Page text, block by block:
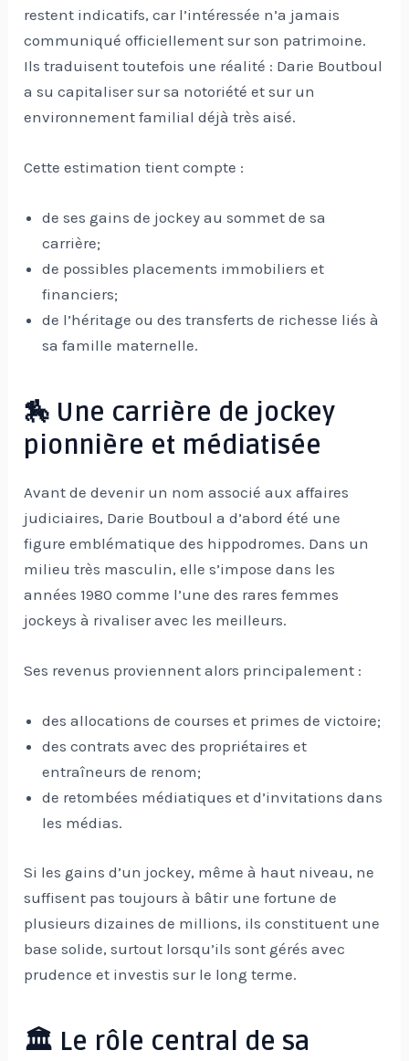
restent indicatifs, car l’intéressée n’a jamais
communiqué officiellement sur son patrimoine.
Ils traduisent toutefois une réalité : Darie Boutboul
a su capitaliser sur sa notoriété et sur un
environnement familial déjà très aisé.
Cette estimation tient compte :
de ses gains de jockey au sommet de sa
carrière;
de possibles placements immobiliers et
financiers;
de l’héritage ou des transferts de richesse liés à
sa famille maternelle.
🏇 Une carrière de jockey
pionnière et médiatisée
Avant de devenir un nom associé aux affaires
judiciaires, Darie Boutboul a d’abord été une
figure emblématique des hippodromes. Dans un
milieu très masculin, elle s’impose dans les
années 1980 comme l’une des rares femmes
jockeys à rivaliser avec les meilleurs.
Ses revenus proviennent alors principalement :
des allocations de courses et primes de victoire;
des contrats avec des propriétaires et
entraîneurs de renom;
de retombées médiatiques et d’invitations dans
les médias.
Si les gains d’un jockey, même à haut niveau, ne
suffisent pas toujours à bâtir une fortune de
plusieurs dizaines de millions, ils constituent une
base solide, surtout lorsqu’ils sont gérés avec
prudence et investis sur le long terme.
🏛️ Le rôle central de sa